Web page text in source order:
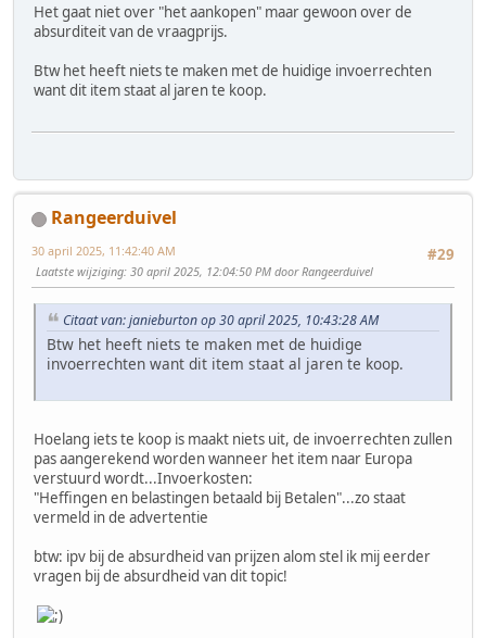
Het gaat niet over "het aankopen" maar gewoon over de
absurditeit van de vraagprijs.
Btw het heeft niets te maken met de huidige invoerrechten
want dit item staat al jaren te koop.
Rangeerduivel
#29
30 april 2025, 11:42:40 AM
Laatste wijziging: 30 april 2025, 12:04:50 PM door Rangeerduivel
Citaat van: janieburton op 30 april 2025, 10:43:28 AM
Btw het heeft niets te maken met de huidige
invoerrechten want dit item staat al jaren te koop.
Hoelang iets te koop is maakt niets uit, de invoerrechten zullen
pas aangerekend worden wanneer het item naar Europa
verstuurd wordt...Invoerkosten:
"Heffingen en belastingen betaald bij Betalen"...zo staat
vermeld in de advertentie
btw: ipv bij de absurdheid van prijzen alom stel ik mij eerder
vragen bij de absurdheid van dit topic!